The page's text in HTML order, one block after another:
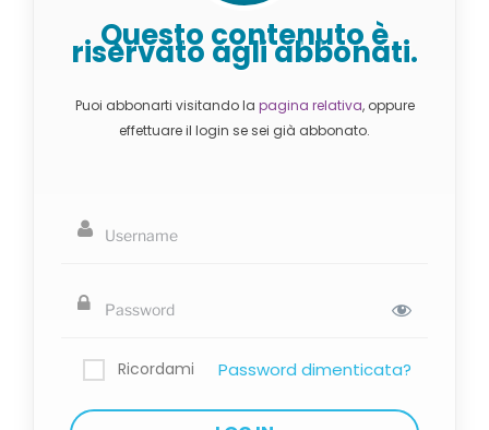
Questo contenuto è
riservato agli abbonati.
Puoi abbonarti visitando la pagina relativa, oppure
effettuare il login se sei già abbonato.
Ricordami Password dimenticata?